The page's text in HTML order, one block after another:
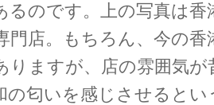
るのです。上の写真は香
門店。もちろん、今の香
りますが、店の雰囲気が
の匂いを感じさせると